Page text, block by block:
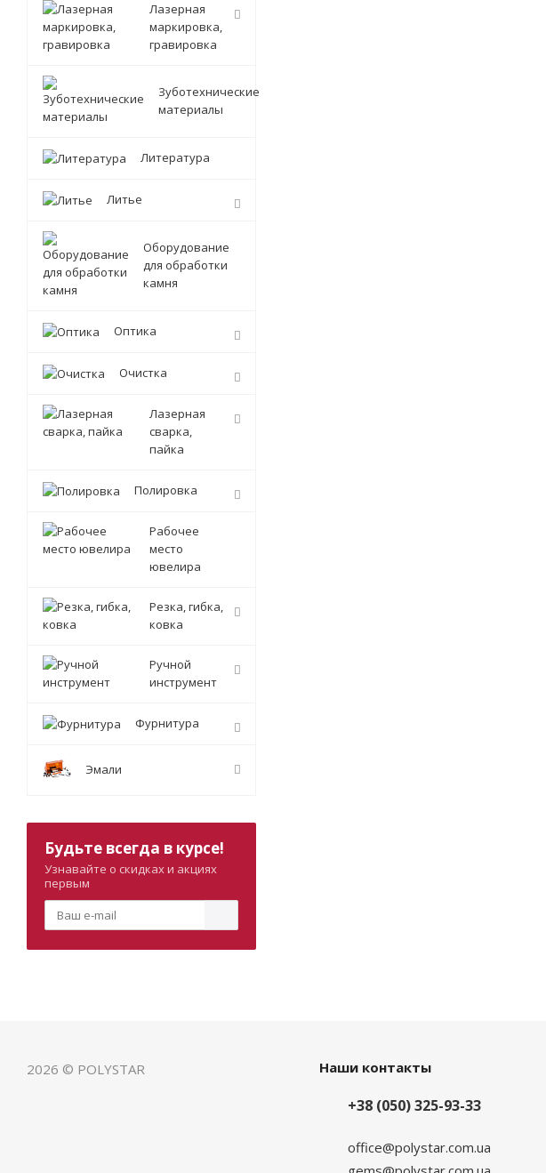
Лазерная
маркировка,
гравировка
Зуботехнические
материалы
Литература
Литье
Оборудование
для обработки
камня
Оптика
Очистка
Лазерная
сварка,
пайка
Полировка
Рабочее
место
ювелира
Резка, гибка,
ковка
Ручной
инструмент
Фурнитура
Эмали
Будьте всегда в курсе!
Узнавайте о скидках и акциях
первым
2026 © POLYSTAR Наши контакты
+38 (050) 325-93-33
office@polystar.com.ua